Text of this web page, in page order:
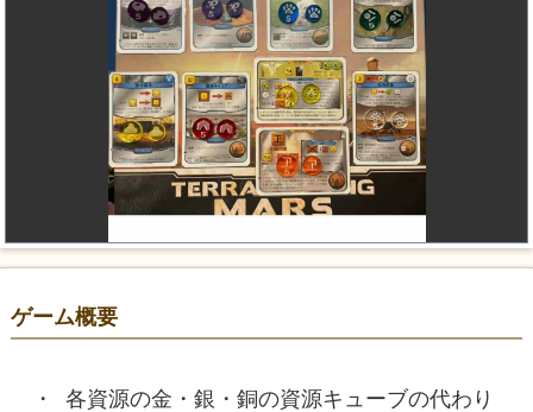
ゲーム概要
各資源の金・銀・銅の資源キューブの代わり